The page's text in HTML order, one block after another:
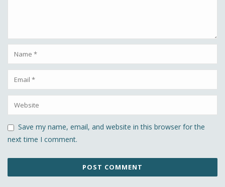
Save my name, email, and website in this browser for the
next time I comment.